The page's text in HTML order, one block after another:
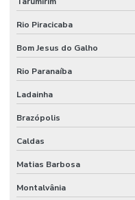
Rio Piracicaba
Bom Jesus do Galho
Rio Paranaíba
Ladainha
Brazópolis
Caldas
Matias Barbosa
Montalvânia